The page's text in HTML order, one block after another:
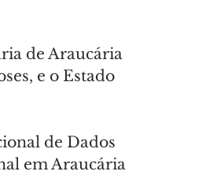
de Araucária
e o Estado
de Dados
em Araucária